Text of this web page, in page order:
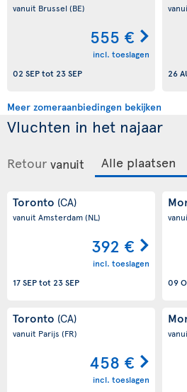
vanuit Brussel (BE)
555 €
incl. toeslagen
02 SEPtot 23 SEP
26
Meer zomeraanbiedingen bekijken
Vluchten in het najaar
Retour vanuit
Toronto (CA)
vanuit Amsterdam(NL)
392 €
incl. toeslagen
17 SEPtot 23 SEP
09
Toronto (CA)
vanuit Parijs (FR)
458 €
incl. toeslagen